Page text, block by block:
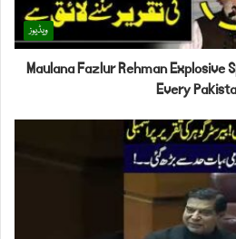
ویڈیوز
Maulana Fazlur Rehman Explosive
Every